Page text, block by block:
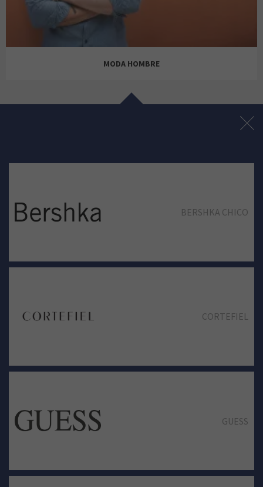
BERSHKA
CORTEFIEL
DMARA
ENCUENTRO
MODA HOMBRE
BERSHKA CHICO
CORTEFIEL
GUESS